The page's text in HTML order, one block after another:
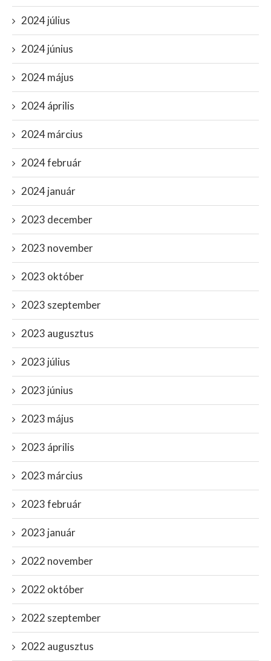
2024 július
2024 június
2024 május
2024 április
2024 március
2024 február
2024 január
2023 december
2023 november
2023 október
2023 szeptember
2023 augusztus
2023 július
2023 június
2023 május
2023 április
2023 március
2023 február
2023 január
2022 november
2022 október
2022 szeptember
2022 augusztus